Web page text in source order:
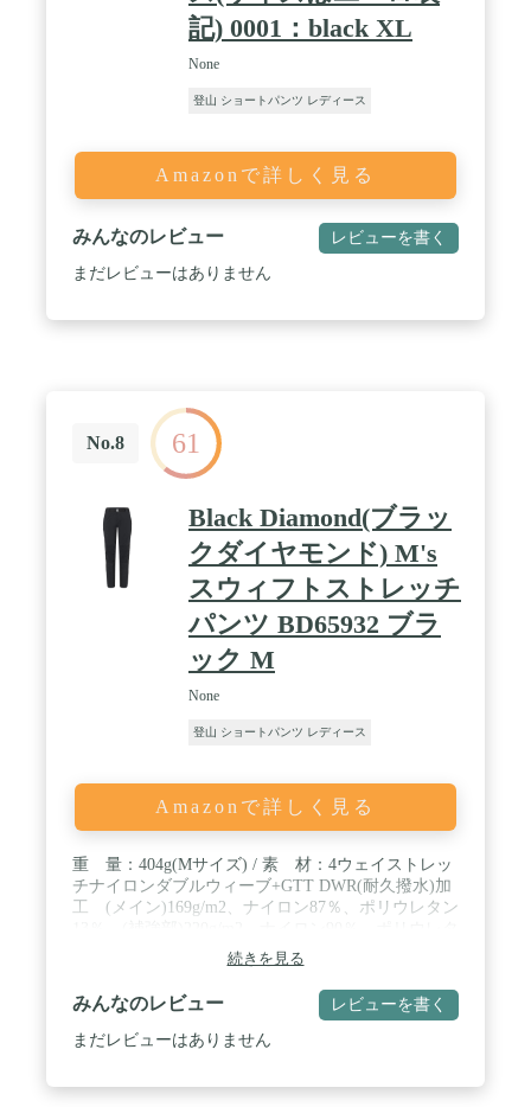
記) 0001：black XL
None
登山 ショートパンツ レディース
Amazonで詳しく見る
みんなのレビュー レビューを書く
まだレビューはありません
No.8 61
Black Diamond(ブラッ
クダイヤモンド) M's
スウィフトストレッチ
パンツ BD65932 ブラ
ック M
None
登山 ショートパンツ レディース
Amazonで詳しく見る
重 量：404g(Mサイズ) / 素 材：4ウェイストレッ
チナイロンダブルウィーブ+GTT DWR(耐久撥水)加
工 (メイン)169g/m2、ナイロン87％、ポリウレタン
ン10％ / フィット：レギュラー / サイズ(cm)：ウエ
スト XS=68.5-72.5、S=73.5-79、M=80-86.5、L=87.5-
95.5 ヒップ XS=85-89、S=90-95.5、M=96.5-103、
L=104-112 ※数値は身体の寸法で服の実寸ではあり
ません。
続きを見る
みんなのレビュー レビューを書く
まだレビューはありません